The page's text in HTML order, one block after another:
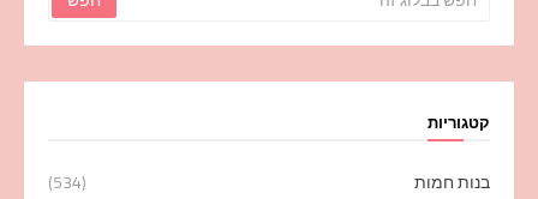
קטגוריות
בנות חמות
(534)